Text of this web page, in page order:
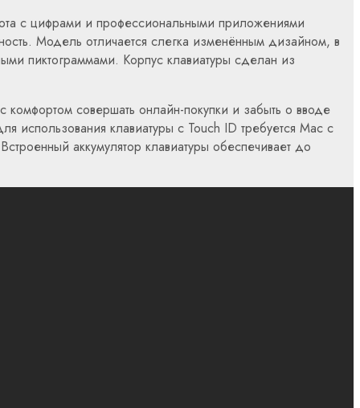
с цифрами и профессиональными приложениями
Модель отличается слегка изменённым дизайном, в
пиктограммами. Корпус клавиатуры сделан из
комфортом совершать онлайн-покупки и забыть о вводе
использования клавиатуры с Touch ID требуется Mac с
аккумулятор клавиатуры обеспечивает до